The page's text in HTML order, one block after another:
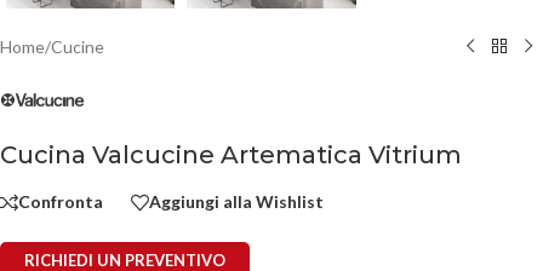
Home/Cucine
Cucina Valcucine Artematica Vitrium
Confronta Aggiungi alla Wishlist
RICHIEDI UN PREVENTIVO